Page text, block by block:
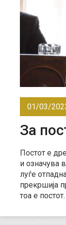
01/03/
За
Постот е
и означува
луѓе
прекршија
тоа е